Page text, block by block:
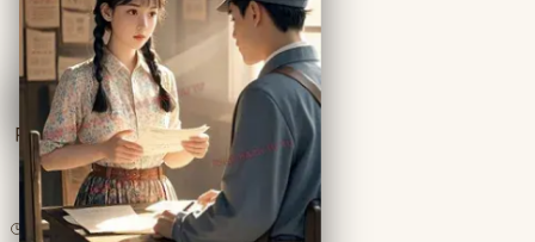
Full
lượt đọc· 9chương